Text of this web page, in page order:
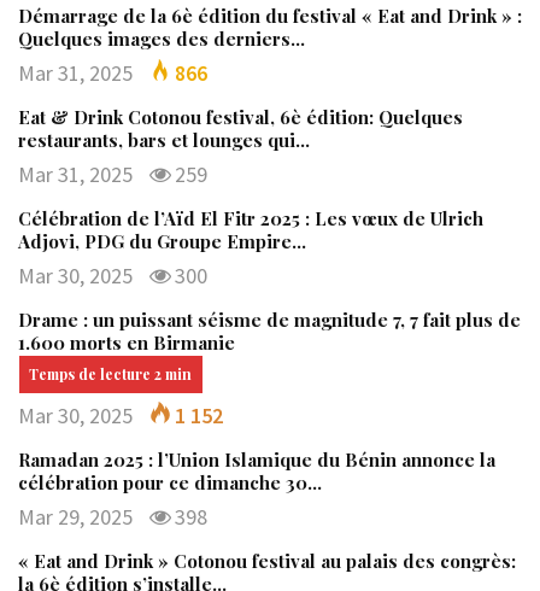
Démarrage de la 6è édition du festival « Eat and Drink » :
Quelques images des derniers…
Mar 31, 2025 866
Eat & Drink Cotonou festival, 6è édition: Quelques
restaurants, bars et lounges qui…
Mar 31, 2025 259
Célébration de l’Aïd El Fitr 2025 : Les vœux de Ulrich
Adjovi, PDG du Groupe Empire…
Mar 30, 2025 300
Drame : un puissant séisme de magnitude 7, 7 fait plus de
1.600 morts en Birmanie
Mar 30, 2025 1 152
Ramadan 2025 : l’Union Islamique du Bénin annonce la
célébration pour ce dimanche 30…
Mar 29, 2025 398
« Eat and Drink » Cotonou festival au palais des congrès:
la 6è édition s’installe…